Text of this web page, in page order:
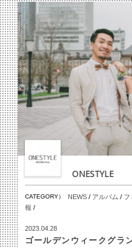
ONESTYLE
CATEGORY） NEWS/ アルバム / フ
報 /
2023.04.28
ゴールデンウィークグラ